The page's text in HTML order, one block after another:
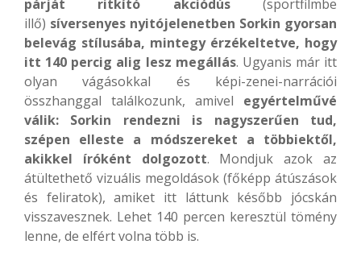
párját ritkító akciódús (sportfilmbe
illő) síversenyes nyitójelenetben Sorkin gyorsan
belevág stílusába, mintegy érzékeltetve, hogy
itt 140 percig alig lesz megállás. Ugyanis már itt
olyan vágásokkal és képi-zenei-narrációi
összhanggal találkozunk, amivel egyértelművé
válik: Sorkin rendezni is nagyszerűen tud,
szépen elleste a módszereket a többiektől,
akikkel íróként dolgozott. Mondjuk azok az
átültethető vizuális megoldások (főképp átúszások
és feliratok), amiket itt láttunk később jócskán
visszavesznek. Lehet 140 percen keresztül tömény
lenne, de elfért volna több is.